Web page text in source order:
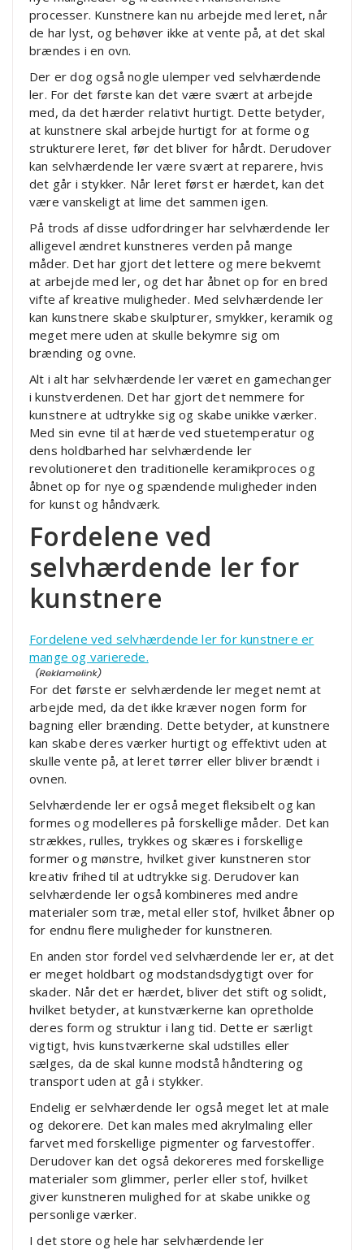
processer. Kunstnere kan nu arbejde med leret, når
de har lyst, og behøver ikke at vente på, at det skal
brændes i en ovn.
Der er dog også nogle ulemper ved selvhærdende
ler. For det første kan det være svært at arbejde
med, da det hærder relativt hurtigt. Dette betyder,
at kunstnere skal arbejde hurtigt for at forme og
strukturere leret, før det bliver for hårdt. Derudover
kan selvhærdende ler være svært at reparere, hvis
det går i stykker. Når leret først er hærdet, kan det
være vanskeligt at lime det sammen igen.
På trods af disse udfordringer har selvhærdende ler
alligevel ændret kunstneres verden på mange
måder. Det har gjort det lettere og mere bekvemt
at arbejde med ler, og det har åbnet op for en bred
vifte af kreative muligheder. Med selvhærdende ler
kan kunstnere skabe skulpturer, smykker, keramik og
meget mere uden at skulle bekymre sig om
brænding og ovne.
Alt i alt har selvhærdende ler været en gamechanger
i kunstverdenen. Det har gjort det nemmere for
kunstnere at udtrykke sig og skabe unikke værker.
Med sin evne til at hærde ved stuetemperatur og
dens holdbarhed har selvhærdende ler
revolutioneret den traditionelle keramikproces og
åbnet op for nye og spændende muligheder inden
for kunst og håndværk.
Fordelene ved
selvhærdende ler for
kunstnere
Fordelene ved selvhærdende ler for kunstnere er
mange og varierede.
For det første er selvhærdende ler meget nemt at
arbejde med, da det ikke kræver nogen form for
bagning eller brænding. Dette betyder, at kunstnere
kan skabe deres værker hurtigt og effektivt uden at
skulle vente på, at leret tørrer eller bliver brændt i
ovnen.
Selvhærdende ler er også meget fleksibelt og kan
formes og modelleres på forskellige måder. Det kan
strækkes, rulles, trykkes og skæres i forskellige
former og mønstre, hvilket giver kunstneren stor
kreativ frihed til at udtrykke sig. Derudover kan
selvhærdende ler også kombineres med andre
materialer som træ, metal eller stof, hvilket åbner op
for endnu flere muligheder for kunstneren.
En anden stor fordel ved selvhærdende ler er, at det
er meget holdbart og modstandsdygtigt over for
skader. Når det er hærdet, bliver det stift og solidt,
hvilket betyder, at kunstværkerne kan opretholde
deres form og struktur i lang tid. Dette er særligt
vigtigt, hvis kunstværkerne skal udstilles eller
sælges, da de skal kunne modstå håndtering og
transport uden at gå i stykker.
Endelig er selvhærdende ler også meget let at male
og dekorere. Det kan males med akrylmaling eller
farvet med forskellige pigmenter og farvestoffer.
Derudover kan det også dekoreres med forskellige
materialer som glimmer, perler eller stof, hvilket
giver kunstneren mulighed for at skabe unikke og
personlige værker.
I det store og hele har selvhærdende ler